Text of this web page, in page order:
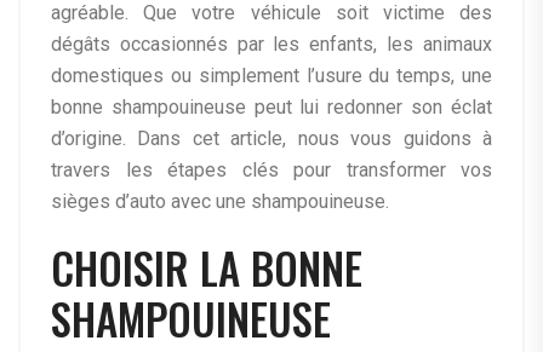
agréable. Que votre véhicule soit victime des
dégâts occasionnés par les enfants, les animaux
domestiques ou simplement l’usure du temps, une
bonne shampouineuse peut lui redonner son éclat
d’origine. Dans cet article, nous vous guidons à
travers les étapes clés pour transformer vos
sièges d’auto avec une shampouineuse.
CHOISIR LA BONNE
SHAMPOUINEUSE